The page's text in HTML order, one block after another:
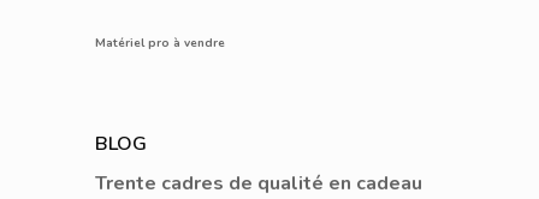
Matériel pro à vendre
BLOG
Trente cadres de qualité en cadeau